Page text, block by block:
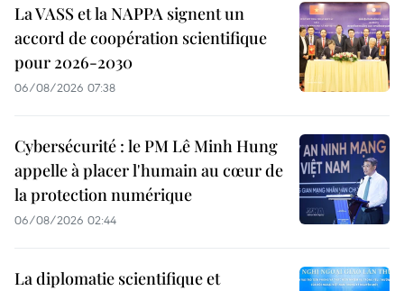
La VASS et la NAPPA signent un
accord de coopération scientifique
pour 2026-2030
06/08/2026 07:38
Cybersécurité : le PM Lê Minh Hung
appelle à placer l'humain au cœur de
la protection numérique
06/08/2026 02:44
La diplomatie scientifique et